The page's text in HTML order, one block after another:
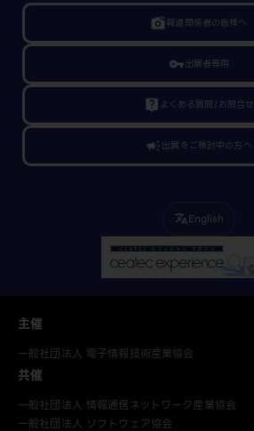
linked_camera報道関係者の皆様へ
vpn_key出展者専用
live_help よくある質問/お問合せ
campaign出展をご検討中の方へ
translateEnglish
主催
一般社団法人 電子情報技術産業協会
共催
一般社団法人 情報通信ネットワーク産業協会
一般社団法人 ソフトウェア協会